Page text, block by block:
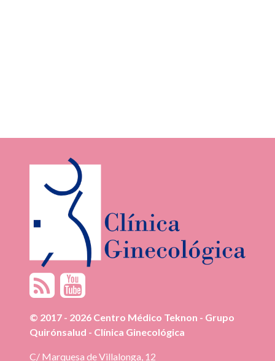
© 2017 - 2026 Centro Médico Teknon - Grupo
Quirónsalud - Clínica Ginecológica
C/ Marquesa de Villalonga, 12